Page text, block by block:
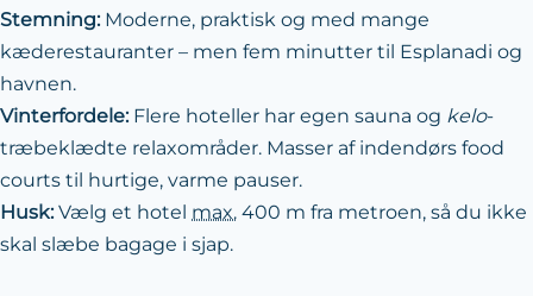
Stemning:Moderne, praktisk og med mange
kæderestauranter – men fem minutter til Esplanadi og
havnen.
Vinterfordele:Flere hoteller har egen sauna og kelo-
træbeklædte relaxområder. Masser af indendørs food
courts til hurtige, varme pauser.
Husk:Vælg et hotel max. 400 m fra metroen, så du ikke
skal slæbe bagage i sjap.